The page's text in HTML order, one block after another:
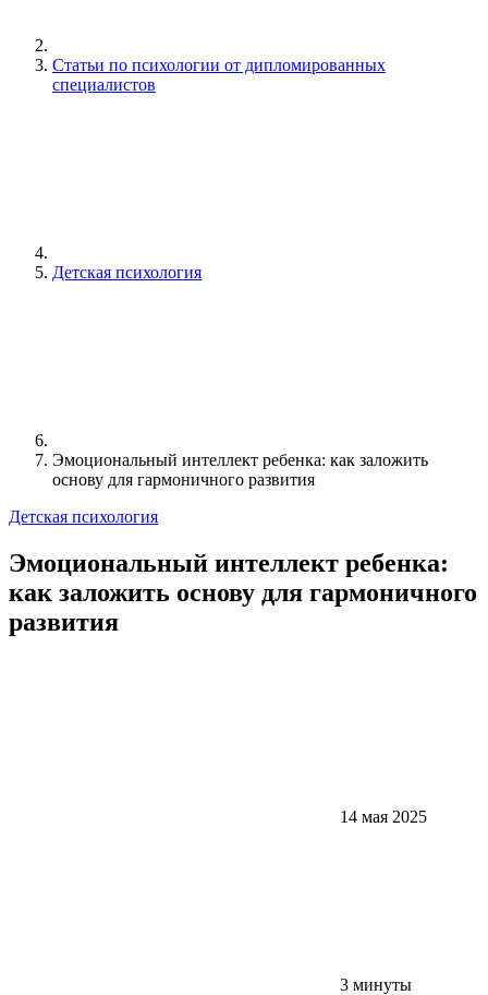
Статьи по психологии от дипломированных
специалистов
Детская психология
Эмоциональный интеллект ребенка: как заложить
основу для гармоничного развития
Детская психология
Эмоциональный интеллект ребенка:
как заложить основу для гармоничного
развития
14 мая 2025
3 минуты